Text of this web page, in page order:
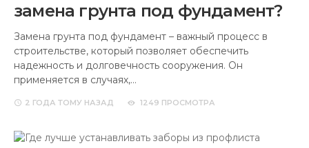
замена грунта под фундамент?
Замена грунта под фундамент – важный процесс в
строительстве, который позволяет обеспечить
надежность и долговечность сооружения. Он
применяется в случаях,…
2 ГОДА ТОМУ НАЗАД 1249 ПРОСМОТРА